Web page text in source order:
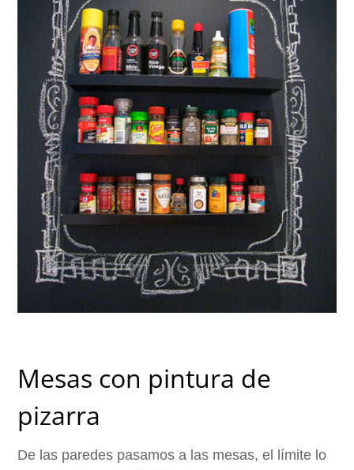
Mesas con pintura de
pizarra
De las paredes pasamos a las mesas, el límite lo